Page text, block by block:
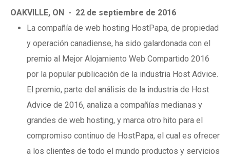
OAKVILLE, ON - 22 de septiembre de 2016
La compañía de web hosting HostPapa, de propiedad
y operación canadiense, ha sido galardonada con el
premio al Mejor Alojamiento Web Compartido 2016
por la popular publicación de la industria Host Advice.
El premio, parte del análisis de la industria de Host
Advice de 2016, analiza a compañías medianas y
grandes de web hosting, y marca otro hito para el
compromiso continuo de HostPapa, el cual es ofrecer
a los clientes de todo el mundo productos y servicios